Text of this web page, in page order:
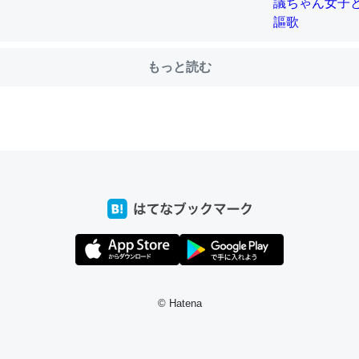
か使わないので回線代ほとんどかからないですよ。参考：
が結構効いてるので、気になる場合はにんにくだけ加熱してから加えた
ダーで代用してもいいかも。
いてみた - メシ通 | ホットペッパーグルメ
もっと読む
© Hatena